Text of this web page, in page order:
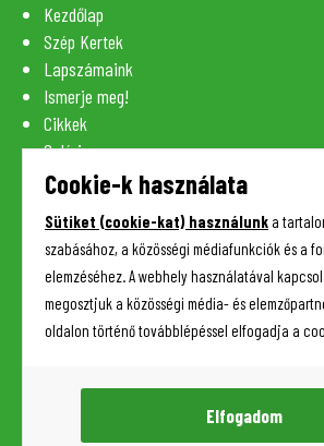
Kezdőlap
Szép Kertek
Lapszámaink
Ismerje meg!
Cikkek
Galéria
Szaknévsor
Kapcsolat
HASZNOS INFORMÁCIÓK
Impresszum
Sütik (cookie-k) kezelése
Cookie-k használata
Sütiket (cookie-kat) használunk a
szabásához, a közösségi médiafunkciók és a
elemzéséhez. A webhely használatával
megosztjuk a közösségi média- és
oldalon történő továbblépéssel elfogadja a
Elfogadom